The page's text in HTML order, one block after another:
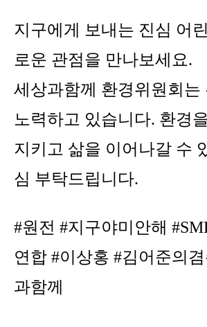
지구에게 보내는 진심 어
로운 관점을 만나보세요.
세상과함께 환경위원회
노력하고 있습니다. 환경
지키고 삶을 이어나갈 수
심 부탁드립니다.
#원전 #지구야미안해
연합 #이상홍 #김어준의
과함께